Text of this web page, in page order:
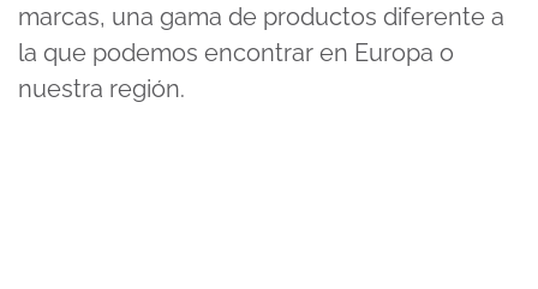
marcas, una gama de productos diferente a
la que podemos encontrar en Europa o
nuestra región.